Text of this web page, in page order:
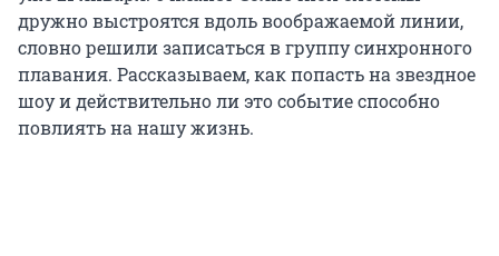
дружно выстроятся вдоль воображаемой линии,
словно решили записаться в группу синхронного
плавания. Рассказываем, как попасть на звездное
шоу и действительно ли это событие способно
повлиять на нашу жизнь.